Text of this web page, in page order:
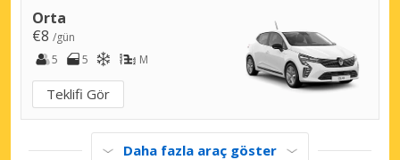
Orta
€8 /gün
5
5 M
Teklifi Gör
Daha fazla araç göster